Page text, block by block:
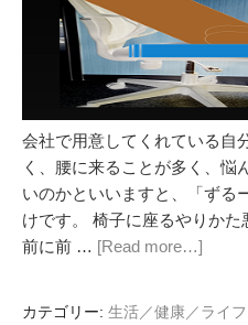
会社で用意してくれている自
く、腰に来ることが多く、悩
いのかといいますと、「ずる
けです。 椅子に座るやりか
前に前 … [Read more…]
カテゴリー: 生活／健康／ライ